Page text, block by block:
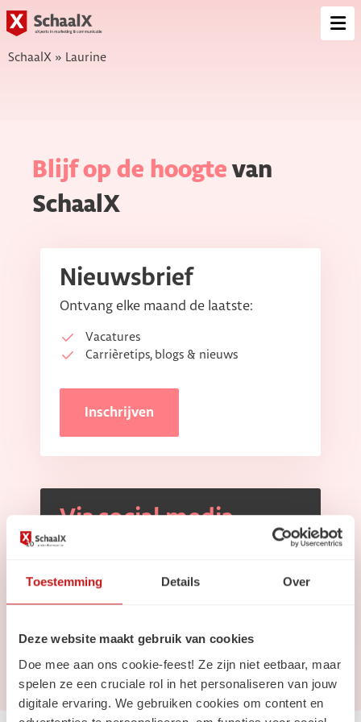
Toestemming Details Over
Deze website maakt gebruik van cookies
Doe mee aan ons cookie-feest! Ze zijn niet eetbaar, maar
spelen ze een cruciale rol in het personaliseren van jouw
digitale ervaring. We gebruiken cookies om content en
SchaalX » Laurine
Blijf op de hoogte van
SchaalX
Nieuwsbrief
Ontvang elke maand de laatste:
Vacatures
Carrièretips, blogs & nieuws
Inschrijven
Via social media
Volg ons opInstagram